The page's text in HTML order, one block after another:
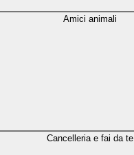
Amici animali
Cancelleria e fai da te